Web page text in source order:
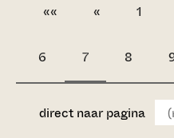
«« « 1
6 7 8
direct naar pagina